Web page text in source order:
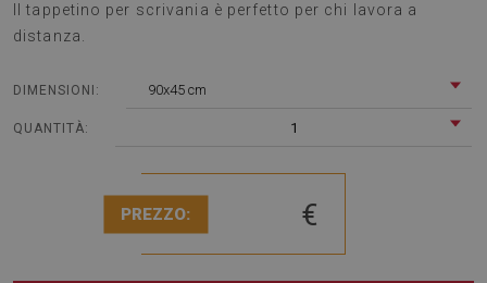
Il tappetino per scrivania è perfetto per chi lavora a
distanza.
DIMENSIONI: 90x45 cm
QUANTITÀ: 1
PREZZO: €